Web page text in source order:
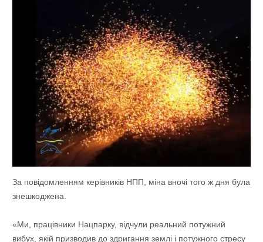
За повідомленням керівників НПП, міна вночі того ж дня була
знешкоджена.
«Ми, працівники Нацпарку, відчули реальний потужний
вибух, якій призводив до здригання землі і потужного стресу